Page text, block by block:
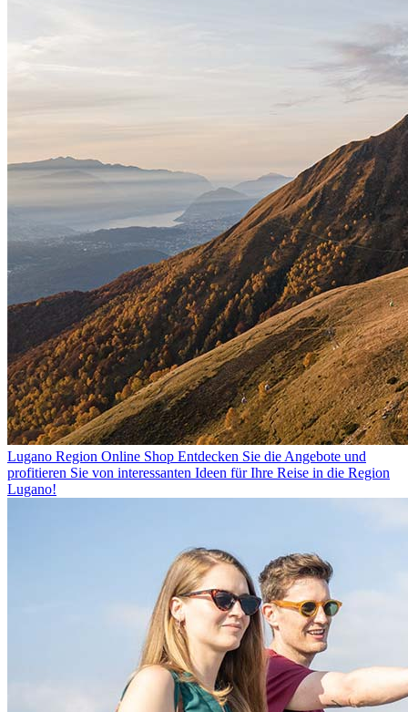
Lugano Region Online Shop Entdecken Sie die Angebote und
profitieren Sie von interessanten Ideen für Ihre Reise in die Region
Lugano!